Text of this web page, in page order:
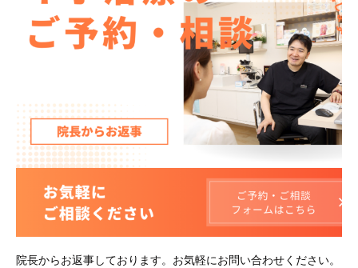
院長からお返事しております。お気軽にお問い合わせください。